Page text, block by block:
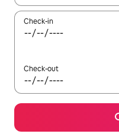
Check-in
Check-out